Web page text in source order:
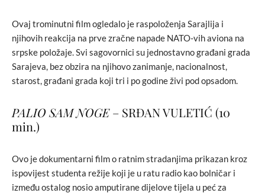
Ovaj trominutni film ogledalo je raspoloženja Sarajlija i
njihovih reakcija na prve zračne napade NATO-vih aviona na
srpske položaje. Svi sagovornici su jednostavno građani grada
Sarajeva, bez obzira na njihovo zanimanje, nacionalnost,
starost, građani grada koji tri i po godine živi pod opsadom.
PALIO SAM NOGE– SRĐAN VULETIĆ (10
min.)
Ovo je dokumentarni film o ratnim stradanjima prikazan kroz
ispovijest studenta režije koji je u ratu radio kao bolničar i
između ostalog nosio amputirane dijelove tijela u peć za